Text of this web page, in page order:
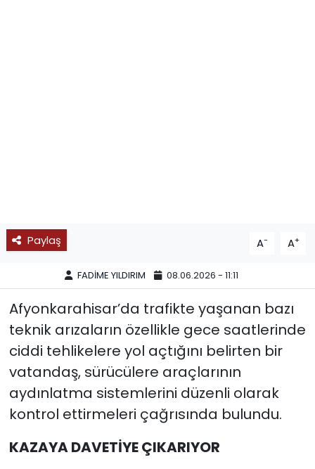
Paylaş A- A+
FADİME YILDIRIM 08.06.2026 - 11:11
Afyonkarahisar’da trafikte yaşanan bazı
teknik arızaların özellikle gece saatlerinde
ciddi tehlikelere yol açtığını belirten bir
vatandaş, sürücülere araçlarının
aydınlatma sistemlerini düzenli olarak
kontrol ettirmeleri çağrısında bulundu.
KAZAYA DAVETİYE ÇIKARIYOR